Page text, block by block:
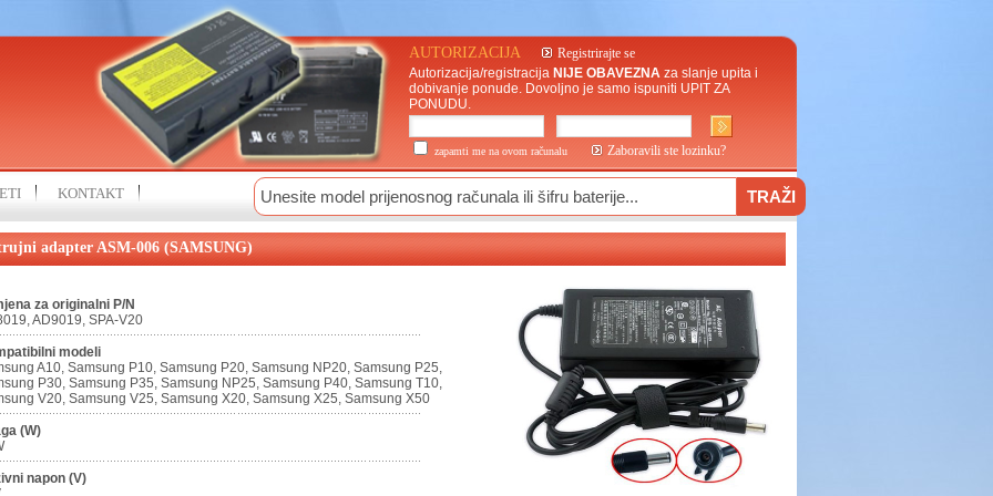
AUTORIZACIJA
Registrirajte se
Autorizacija/registracija NIJE OBAVEZNA za slanje upita i
dobivanje ponude. Dovoljno je samo ispuniti UPIT ZA
PONUDU.
zapamti me na ovom računalu Zaboravili ste lozinku?
KONTAKT
adapter ASM-006 (SAMSUNG)
za originalni P/N
AD9019, SPA-V20
modeli
A10, Samsung P10, Samsung P20, Samsung NP20, Samsung P25,
P30, Samsung P35, Samsung NP25, Samsung P40, Samsung T10,
V20, Samsung V25, Samsung X20, Samsung X25, Samsung X50
(W)
napon (V)